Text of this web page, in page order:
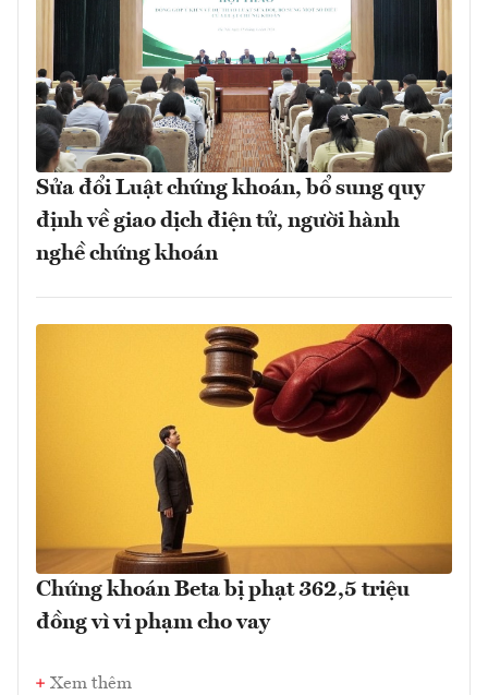
Sửa đổi Luật chứng khoán, bổ sung quy
định về giao dịch điện tử, người hành
nghề chứng khoán
Chứng khoán Beta bị phạt 362,5 triệu
đồng vì vi phạm cho vay
Xem thêm